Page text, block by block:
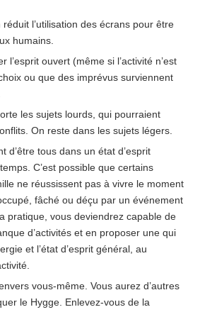
réduit l’utilisation des écrans pour être
humains.
l’esprit ouvert (même si l’activité n’est
ou que des imprévus surviennent
les sujets lourds, qui pourraient
On reste dans les sujets légers.
d’être tous dans un état d’esprit
C’est possible que certains
ne réussissent pas à vivre le moment
fâché ou déçu par un événement
pratique, vous deviendrez capable de
d’activités et en proposer une qui
et l’état d’esprit général, au
vous-même. Vous aurez d’autres
le Hygge. Enlevez-vous de la